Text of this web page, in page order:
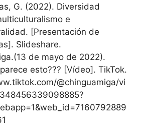
G. (2022). Diversidad
e
[Presentación de
Slideshare.
de mayo de 2022).
esto??? [Vídeo]. TikTok.
@chinguamiga/vi